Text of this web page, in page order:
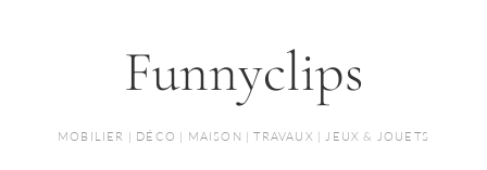
Funnyclips
MOBILIER | DÉCO | MAISON | TRAVAUX | JEUX & JOUETS